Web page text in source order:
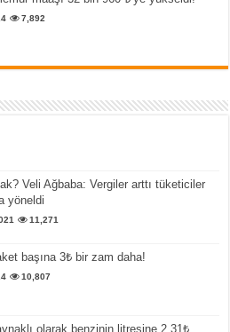
7,892
Veli Ağbaba: Vergiler arttı tüketiciler
yöneldi
11,271
başına 3₺ bir zam daha!
10,807
olarak benzinin litresine 2,31₺,